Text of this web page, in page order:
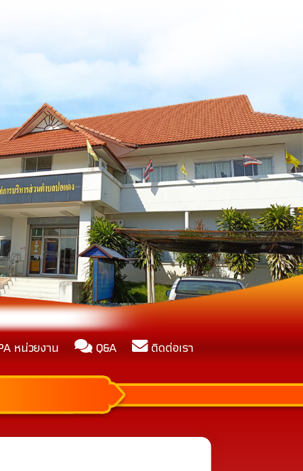
.2569
ในปี 2569
หน่วยงาน Q&A ติดต่อเรา